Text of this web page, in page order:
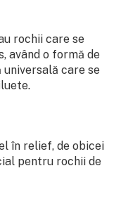
rochii care se
având o formă de
universală care se
în relief, de obicei
pentru rochii de